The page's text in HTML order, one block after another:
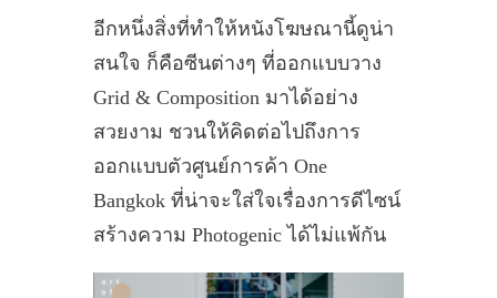
อีกหนึ่งสิ่งที่ทำให้หนังโฆษณานี้ดูน่า
สนใจ ก็คือซีนต่างๆ ที่ออกแบบวาง
Grid & Composition มาได้อย่าง
สวยงาม ชวนให้คิดต่อไปถึงการ
ออกแบบตัวศูนย์การค้า One
Bangkok ที่น่าจะใส่ใจเรื่องการดีไซน์
สร้างความ Photogenic ได้ไม่แพ้กัน